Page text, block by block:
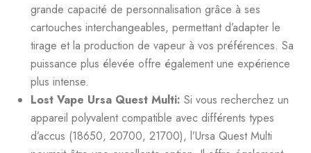
grande capacité de personnalisation grâce à ses
cartouches interchangeables, permettant d’adapter le
tirage et la production de vapeur à vos préférences. Sa
puissance plus élevée offre également une expérience
plus intense.
Lost Vape Ursa Quest Multi: Si vous recherchez un
appareil polyvalent compatible avec différents types
d’accus (18650, 20700, 21700), l’Ursa Quest Multi